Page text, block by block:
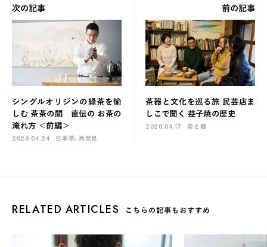
次の記事
シングルオリジンの緑茶を愉
しむ 茶茶の間 直伝の お茶の
淹れ方 ＜前編＞
2020.04.24 日本茶、再発見
前の記事
茶器と文化を巡る旅 民芸店ま
しこで聞く 益子焼の歴史
2020.04.17 茶と器
RELATED ARTICLES こちらの記事もおすすめ